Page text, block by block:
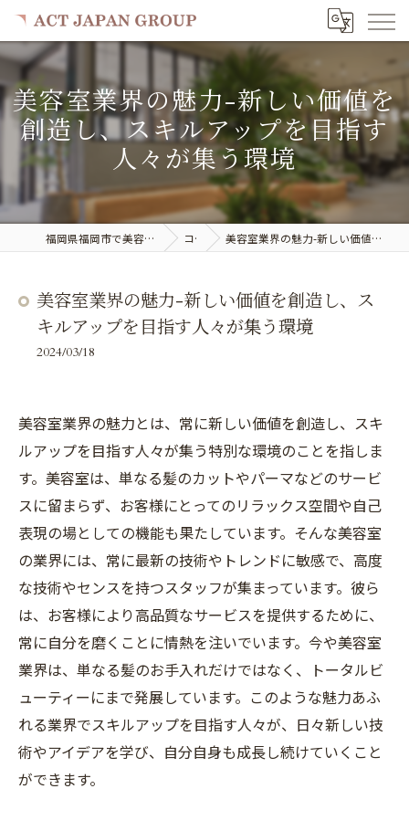
美容室業界の魅力-新しい価値を
創造し、スキルアップを目指す
人々が集う環境
福岡県福岡市で美容室の求人ならACT JAPAN GROUP コラム 美容室業界の魅力-新しい価値を創造し、スキルアップを目指す人々が集う環境
美容室業界の魅力-新しい価値を創造し、ス
キルアップを目指す人々が集う環境
2024/03/18
美容室業界の魅力とは、常に新しい価値を創造し、スキ
ルアップを目指す人々が集う特別な環境のことを指しま
す。美容室は、単なる髪のカットやパーマなどのサービ
スに留まらず、お客様にとってのリラックス空間や自己
表現の場としての機能も果たしています。そんな美容室
の業界には、常に最新の技術やトレンドに敏感で、高度
な技術やセンスを持つスタッフが集まっています。彼ら
は、お客様により高品質なサービスを提供するために、
常に自分を磨くことに情熱を注いでいます。今や美容室
業界は、単なる髪のお手入れだけではなく、トータルビ
ューティーにまで発展しています。このような魅力あふ
れる業界でスキルアップを目指す人々が、日々新しい技
術やアイデアを学び、自分自身も成長し続けていくこと
ができます。